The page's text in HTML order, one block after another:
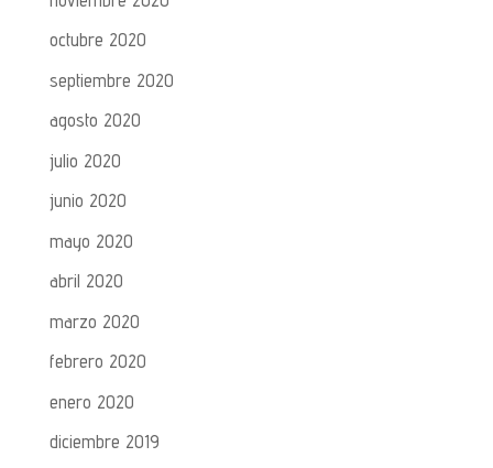
octubre 2020
septiembre 2020
agosto 2020
julio 2020
junio 2020
mayo 2020
abril 2020
marzo 2020
febrero 2020
enero 2020
diciembre 2019